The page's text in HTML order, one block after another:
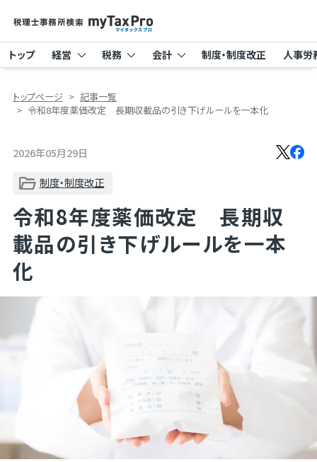
トップ 経営 税務 会計 制度・制度改正 人事労
トップページ
記事一覧
令和8年度薬価改定 長期収載品の引き下げルールを一本化
2026年05月29日
制度・制度改正
令和8年度薬価改定 長期収
載品の引き下げルールを一本
化